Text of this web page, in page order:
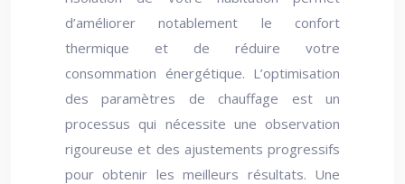
d’améliorer notablement le confort
thermique et de réduire votre
consommation énergétique. L’optimisation
des paramètres de chauffage est un
processus qui nécessite une observation
rigoureuse et des ajustements progressifs
pour obtenir les meilleurs résultats. Une